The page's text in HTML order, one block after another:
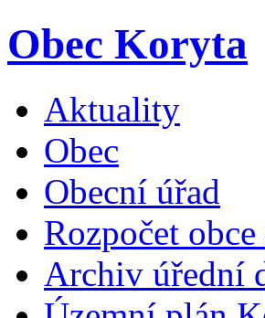
Obec Koryta
Aktuality
Obec
Obecní úřad
Rozpočet
Archiv úřední